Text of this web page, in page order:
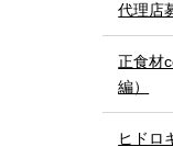
代理店
正食材
編）
ヒドロ